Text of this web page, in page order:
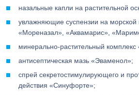
назальные капли на растительной
увлажняющие суспензии на морской
«Мореназал», «Аквамарис»,
минерально-растительный
антисептическая мазь «Эваменол»;
спрей секретостимулирующего и
действия «Синуфорте»;